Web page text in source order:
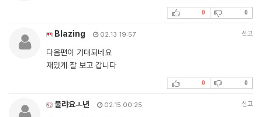
0 0
Blazing 02.13 19:57 신고
다음편이 기대되네요
재밌게 잘 보고 갑니다
0 0
불랴요ㅗ년 02.15 00:25 신고